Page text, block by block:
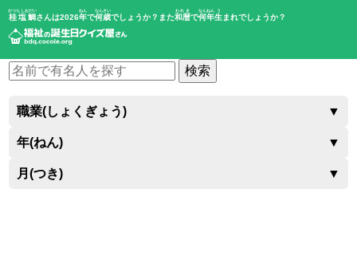
桂塩鯛
かつら しおだい
さんは2026年
ねん
で何歳
なんさい
でしょうか？また和暦
われき
で何年
なんねん
生
う
まれでしょうか？
検索
職業(しょくぎょう) ▼
年(ねん) ▼
月(つき) ▼